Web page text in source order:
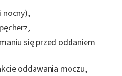
nocny),
się przed oddaniem
oddawania moczu,